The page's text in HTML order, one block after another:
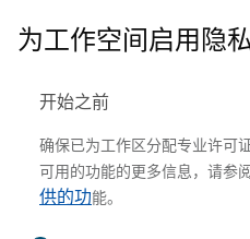
为工作空间启用隐
开始之前
确保已为工作区分配专业许可
可用的功能的更多信息，请参
供的功能。